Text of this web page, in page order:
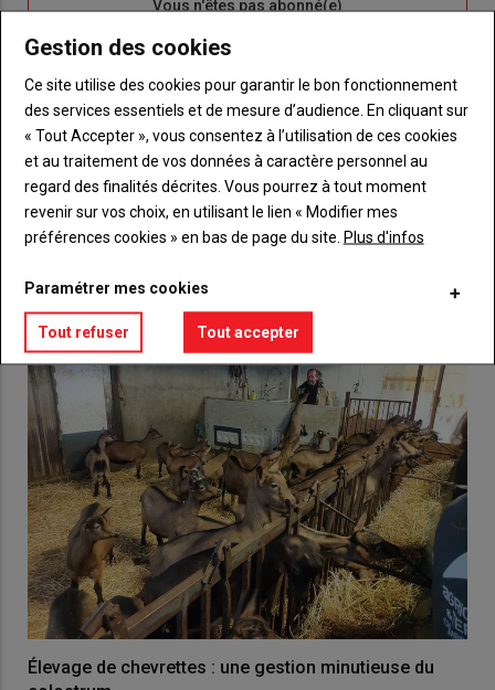
Sous-
Vous n'êtes pas abonné(e)
BodyChoisissez votre formule et créez votre
compte pour accéder à tout {nom-site}.
Lien Créez un compte
Élevage de chevrettes : une gestion minutieuse du
Gestion des cookies
Ce site utilise des cookies pour garantir le bon fonctionnement
des services essentiels et de mesure d’audience. En cliquant sur
« Tout Accepter », vous consentez à l’utilisation de ces cookies
et au traitement de vos données à caractère personnel au
regard des finalités décrites. Vous pourrez à tout moment
revenir sur vos choix, en utilisant le lien « Modifier mes
préférences cookies » en bas de page du site. Plus d'infos
Paramétrer mes cookies
Tout refuser Tout accepter